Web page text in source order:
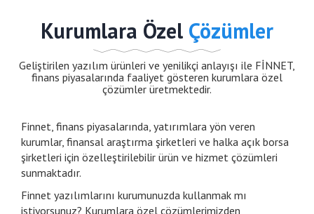
Kurumlara Özel Çözümler
Geliştirilen yazılım ürünleri ve yenilikçi anlayışı ile FİNNET,
finans piyasalarında faaliyet gösteren kurumlara özel
çözümler üretmektedir.
Finnet, finans piyasalarında, yatırımlara yön veren
kurumlar, finansal araştırma şirketleri ve halka açık borsa
şirketleri için özelleştirilebilir ürün ve hizmet çözümleri
sunmaktadır.
Finnet yazılımlarını kurumunuzda kullanmak mı
istiyorsunuz? Kurumlara özel çözümlerimizden